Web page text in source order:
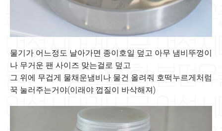
물기가 어느정도 날아가면 종이호일 덮고 아무 냄비뚜껑이
나 무거운 팬 사이즈 맞는걸로 덮고
그 위에 무겁게 물채운냄비나 물건 올려줘 호떡누르게처럼
꾹 눌러주는거야(이래야 껍질이 바삭해져)